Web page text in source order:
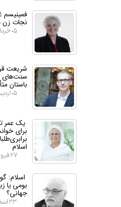
فمینیسم
نجات زن
۰۵ خرداد ۰۳
شریعت
سنت‌های
باستان
۰۵ اردیبهشت ۰۳
یک عمر
برای
اسلام
۲۷ فروردین ۰۳
اسلام:
بومی یا
جهانی؟
۲۳ اسفند ۰۲